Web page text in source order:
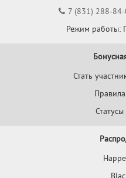
7 (831) 288-
Режим работы:
Стать